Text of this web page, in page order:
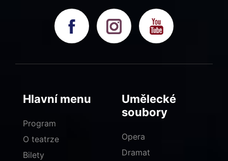
Hlavní menu
Program
O teatrze
Bilety
Umělecké
soubory
Opera
Dramat